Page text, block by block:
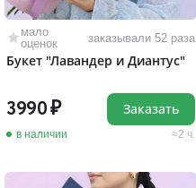
мало
оценок
заказывали 52 раза
Букет "Лавандер и Диантус"
3990
в наличии 2 ч.
Заказать